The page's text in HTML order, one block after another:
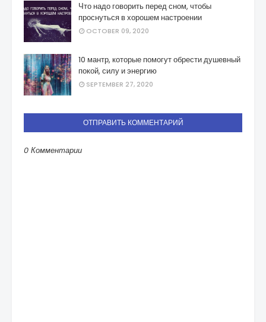
Что надо говорить перед сном, чтобы
проснуться в хорошем настроении
OCTOBER 09, 2020
10 мантр, которые помогут обрести душевный
покой, силу и энергию
SEPTEMBER 27, 2020
ОТПРАВИТЬ КОММЕНТАРИЙ
0 Комментарии